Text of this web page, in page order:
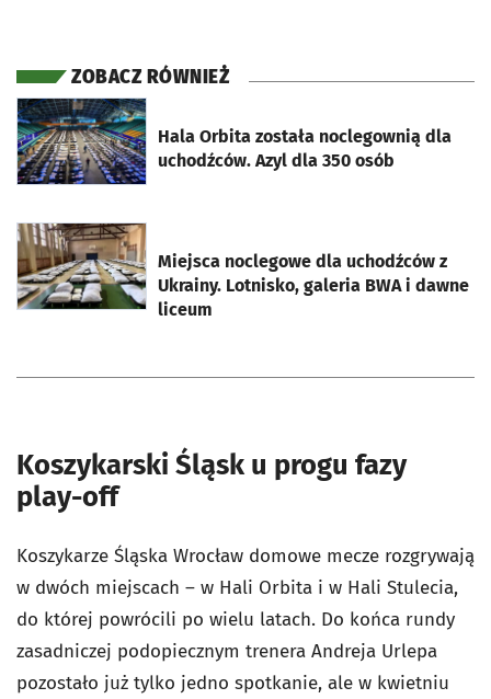
ZOBACZ RÓWNIEŻ
Hala Orbita została noclegownią dla
uchodźców. Azyl dla 350 osób
otworzy się w nowej karcie
Miejsca noclegowe dla uchodźców z
Ukrainy. Lotnisko, galeria BWA i dawne
liceum
otworzy się w nowej karcie
Koszykarski Śląsk u progu fazy
play-off
Koszykarze Śląska Wrocław domowe mecze rozgrywają
w dwóch miejscach – w Hali Orbita i w Hali Stulecia,
do której powrócili po wielu latach. Do końca rundy
zasadniczej podopiecznym trenera Andreja Urlepa
pozostało już tylko jedno spotkanie, ale w kwietniu